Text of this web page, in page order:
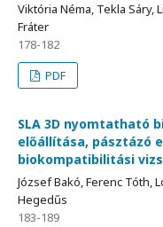
Viktória Néma, Tekla Sáry,
Fráter
178-182
PDF
SLA 3D nyomtatható
előállítása, pásztázó
biokompatibilitási
József Bakó, Ferenc Tóth,
Hegedűs
183-189